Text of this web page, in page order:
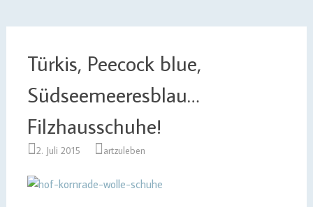
Türkis, Peecock blue,
Südseemeeresblau…
Filzhausschuhe!
2. Juli 2015 artzuleben